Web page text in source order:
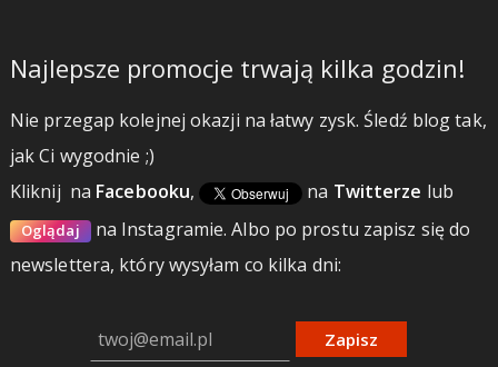
Najlepsze promocje trwają kilka godzin!
Nie przegap kolejnej okazji na łatwy zysk. Śledź blog tak,
jak Ci wygodnie ;)
Kliknij na Facebooku, na Twitterze lub
Oglądaj na Instagramie.Albo po prostu zapisz się do
newslettera, który wysyłam co kilka dni:
Zapisz